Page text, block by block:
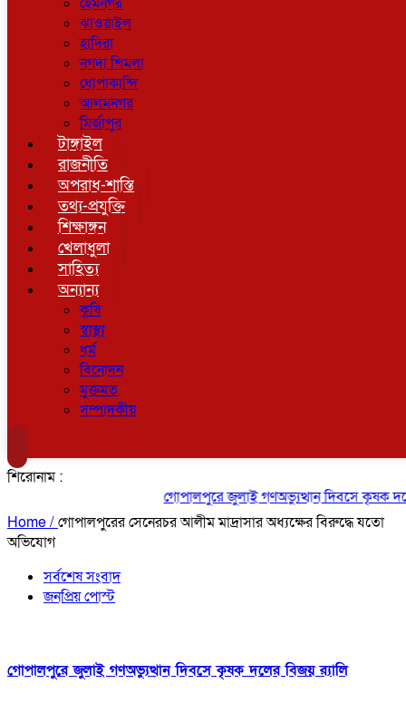
ঝাওয়াইল
হাদিরা
নগদা শিমলা
ধোপাকান্দি
আলমনগর
মির্জাপুর
টাঙ্গাইল
রাজনীতি
অপরাধ-শাস্তি
তথ্য-প্রযুক্তি
শিক্ষাঙ্গন
খেলাধুলা
সাহিত্য
অন্যান্য
কৃষি
স্বাস্থ্য
ধর্ম
বিনোদন
মুক্তমত
সম্পাদকীয়
শিরোনাম :
গোপালপুরে জুলাই গণঅভ্যুত্থান দিবসে কৃষক
Home /গোপালপুরের সেনেরচর আলীম মাদ্রাসার অধ্যক্ষের বিরুদ্ধে যতো
অভিযোগ
সর্বশেষ সংবাদ
জনপ্রিয় পোস্ট
গোপালপুরে জুলাই গণঅভ্যুত্থান দিবসে কৃষক দলের বিজয় র‍্যালি